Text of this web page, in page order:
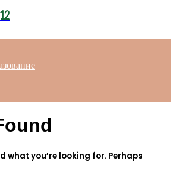
what you’re looking for. Perhaps